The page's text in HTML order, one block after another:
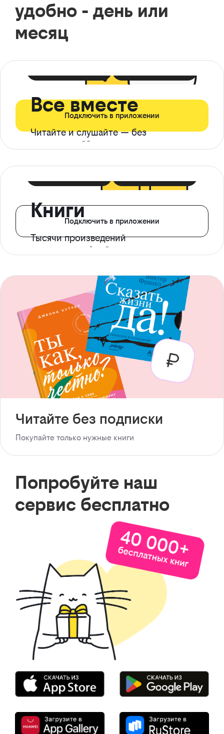
удобно - день или
месяц
Все вместе
Читайте и слушайте — без
ограничений*
Подключить в приложении
Книги
Тысячи произведений
с доступом офлайн
Подключить в приложении
Читайте без подписки
Покупайте только нужные книги
Попробуйте наш
сервис бесплатно